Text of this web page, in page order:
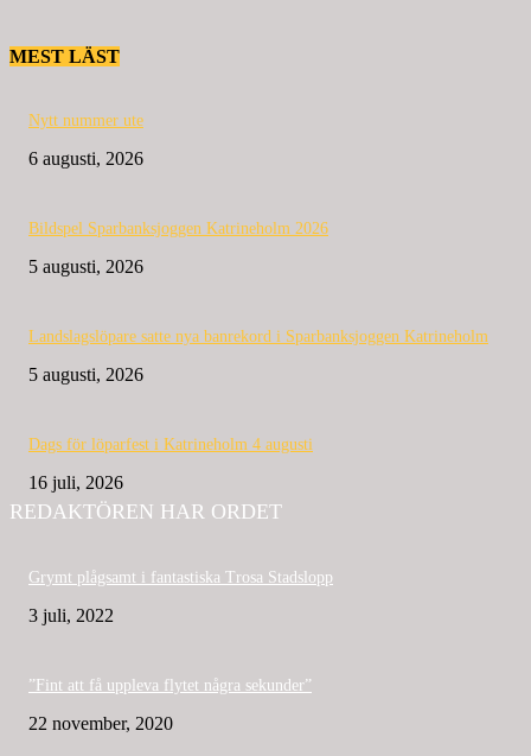
MEST LÄST
Nytt nummer ute
6 augusti, 2026
Bildspel Sparbanksjoggen Katrineholm 2026
5 augusti, 2026
Landslagslöpare satte nya banrekord i Sparbanksjoggen Katrineholm
5 augusti, 2026
Dags för löparfest i Katrineholm 4 augusti
16 juli, 2026
REDAKTÖREN HAR ORDET
Grymt plågsamt i fantastiska Trosa Stadslopp
3 juli, 2022
”Fint att få uppleva flytet några sekunder”
22 november, 2020